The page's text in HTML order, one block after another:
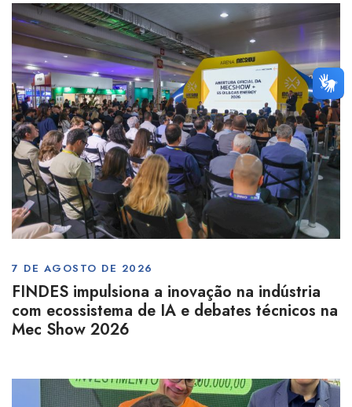
7 DE AGOSTO DE 2026
FINDES impulsiona a inovação na indústria
com ecossistema de IA e debates técnicos na
Mec Show 2026